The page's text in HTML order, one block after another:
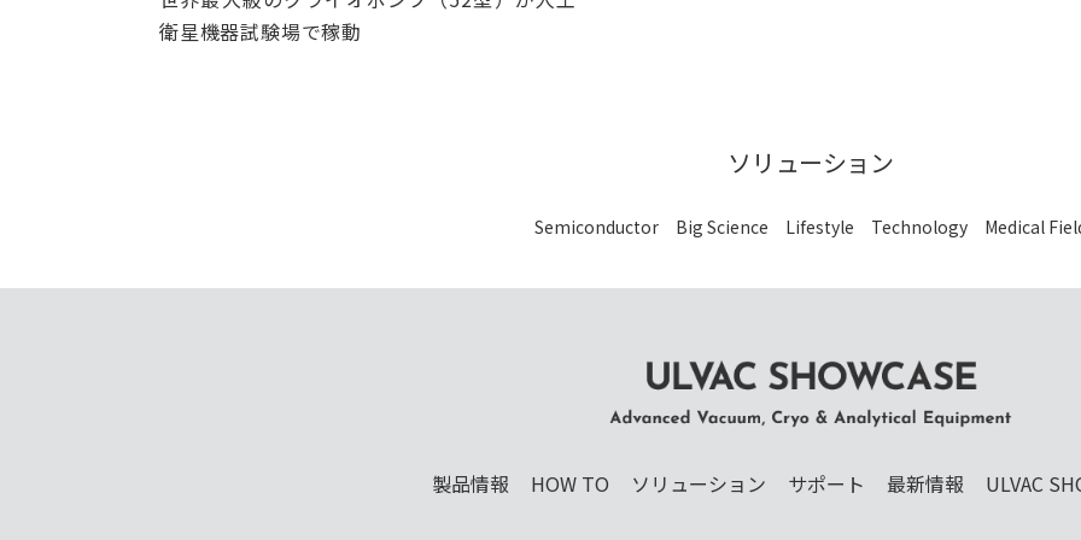
衛星機器試験場で稼動
ソリューション
Semiconductor Big Science Lifestyle Technology Medical
& Analytical Equipment
製品情報 HOW TO ソリューション サポート 最新情報 ULVAC